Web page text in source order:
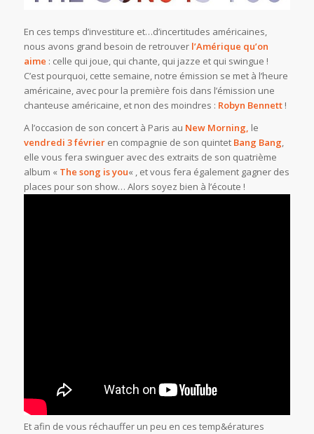
En ces temps d’investiture et…d’incertitudes américaines,
nous avons grand besoin de retrouver l’Amérique qu’on
aime : celle qui joue, qui chante, qui jazze et qui swingue !
C’est pourquoi, cette semaine, notre émission se met à l’heure
américaine, avec pour la première fois dans l’émission une
chanteuse américaine, et non des moindres : Robyn Bennett!
A l’occasion de son concert à Paris au New Morning, le
vendredi 3 févrieren compagnie de son quintet Bang Bang,
elle vous fera swinguer avec des extraits de son quatrième
album « The song is you« , et vous fera également gagner des
places pour son show… Alors soyez bien à l’écoute !
Et afin de vous réchauffer un peu en ces temp&ératures